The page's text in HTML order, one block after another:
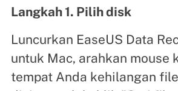
Langkah 1. Pilih disk
Luncurkan EaseUS Data
untuk Mac, arahkan mouse
tempat Anda kehilangan